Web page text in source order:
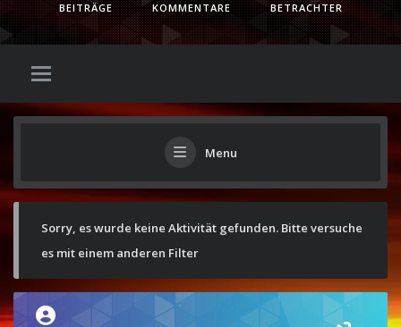
BEITRÄGE KOMMENTARE BETRACHTER
Menu
Sorry, es wurde keine Aktivität gefunden. Bitte versuche
es mit einem anderen Filter